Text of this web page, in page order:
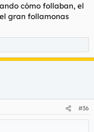
cómo follaban, el
gran follamonas
#36